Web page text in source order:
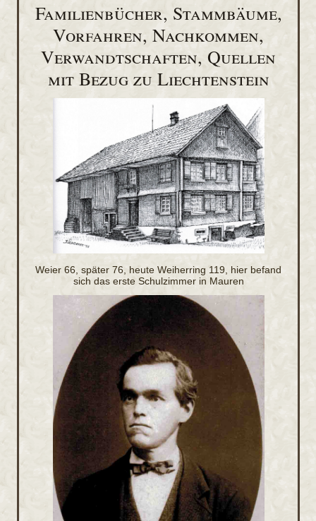
Familienbücher, Stammbäume,
Vorfahren, Nachkommen,
Verwandtschaften, Quellen
mit Bezug zu Liechtenstein
Weier 66, später 76, heute Weiherring 119, hier befand
sich das erste Schulzimmer in Mauren